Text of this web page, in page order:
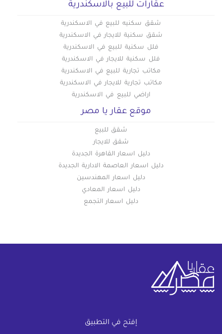
إفتح في التطبيق
عقارات للبيع بالاسكندرية
شقق سكنيه للبيع في الاسكندرية
شقق سكنية للايجار في الاسكندرية
فلل سكنية للبيع في الاسكندرية
فلل سكنية للايجار في الاسكندرية
مكاتب تجارية للبيع في الاسكندرية
مكاتب تجارية للايجار في الاسكندرية
اراضي للبيع في الاسكندرية
موقع عقار يا مصر
شقق للبيع
شقق للايجار
دليل اسعار القاهرة الجديدة
دليل اسعار العاصمة الادارية الجديدة
دليل اسعار المهندسين
دليل اسعار المعادي
دليل اسعار التجمع